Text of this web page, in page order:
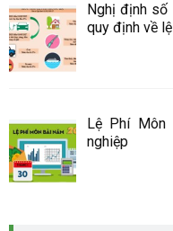
Nghị định
quy định về
Lệ Phí Môn
nghiệp